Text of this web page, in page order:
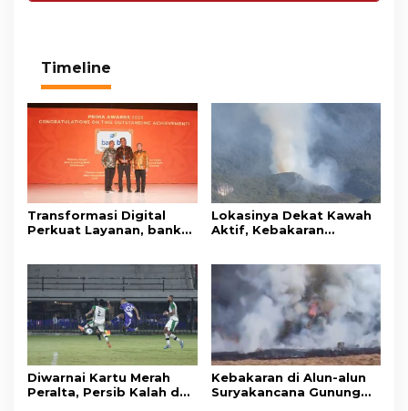
Timeline
Transformasi Digital
Perkuat Layanan, bank
Awards 2026
Lokasinya Dekat Kawah
Aktif, Kebakaran
Pangrango
Diwarnai Kartu Merah
Peralta, Persib Kalah dari
Kebakaran di Alun-alun
Suryakancana Gunung